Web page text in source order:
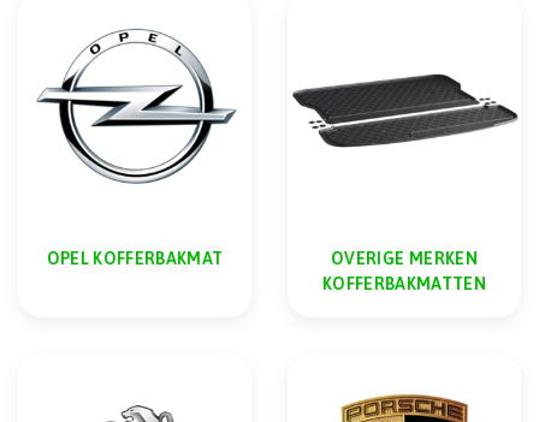
OPEL KOFFERBAKMAT
OVERIGE MERKEN
KOFFERBAKMATTEN